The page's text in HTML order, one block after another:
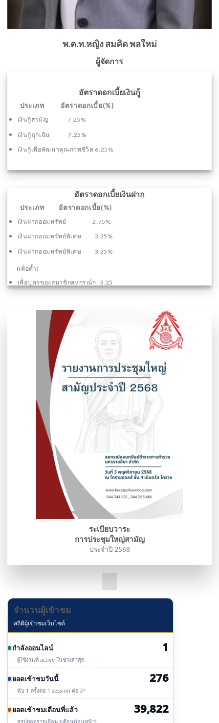
พ.ต.ท.หญิง สมคิด พลใหม่
ผู้จัดการ
อัตราดอกเบี้ยเงินกู้
ประเภท อัตราดอกเบี้ย(%)
เงินกู้สามัญ 7.25%
เงินกู้ฉุกเฉิน 7.25%
เงินกู้เพื่อพัฒนาคุณภาพชีวิต 6.25%
อัตราดอกเบี้ยเงินฝาก
ประเภท อัตราดอกเบี้ย(%)
เงินฝากออมทรัพย์ 2.75%
เงินฝากออมทรัพย์พิเศษ 3.25%
เงินฝากออมทรัพย์พิเศษ 3.25%
(เพื่อค้ำ)
เพื่อบุตรของสมาชิกสหกรณ์ฯ 3.25
ระเบียบวาระ
การประชุมใหญ่สามัญ
ประจำปี 2568
จำนวนผู้เข้าชม
สถิติผู้เข้าชมเว็บไซต์
กำลังออนไลน์ 1
ผู้ใช้งานที่ active ในช่วงล่าสุด
ยอดเข้าชมวันนี้ 276
นับ 1 ครั้งต่อ 1 session ต่อ IP
ยอดเข้าชมเดือนที่แล้ว 39,822
สรุปยอดรายเดือน (เดือนก่อนหน้า)